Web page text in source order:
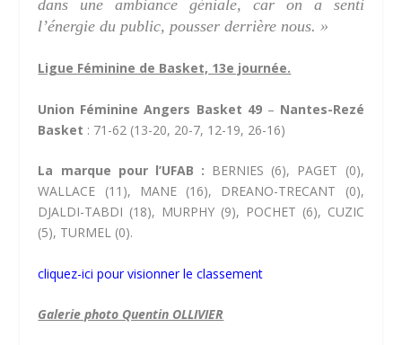
dans une ambiance géniale, car on a senti
l’énergie du public, pousser derrière nous. »
Ligue Féminine de Basket, 13e journée.
Union Féminine Angers Basket 49– Nantes-Rezé
Basket : 71-62 (13-20, 20-7, 12-19, 26-16)
La marque pour l’UFAB : BERNIES (6), PAGET (0),
WALLACE (11), MANE (16), DREANO-TRECANT (0),
DJALDI-TABDI (18), MURPHY (9), POCHET (6), CUZIC
(5), TURMEL (0).
cliquez-ici pour visionner le classement
Galerie photo Quentin OLLIVIER